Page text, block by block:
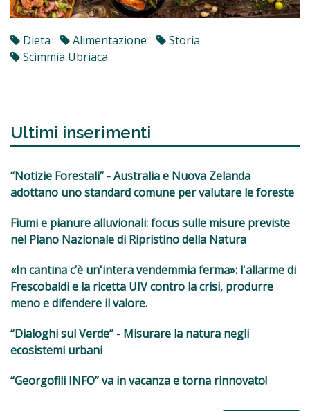
Dieta Alimentazione
Storia
Scimmia Ubriaca
Ultimi inserimenti
“Notizie Forestali” - Australia e Nuova Zelanda
adottano uno standard comune per valutare le foreste
Fiumi e pianure alluvionali: focus sulle misure previste
nel Piano Nazionale di Ripristino della Natura
«In cantina c’è un'intera vendemmia ferma»: l'allarme di
Frescobaldi e la ricetta UIV contro la crisi, produrre
meno e difendere il valore.
“Dialoghi sul Verde” - Misurare la natura negli
ecosistemi urbani
“Georgofili INFO” va in vacanza e torna rinnovato!